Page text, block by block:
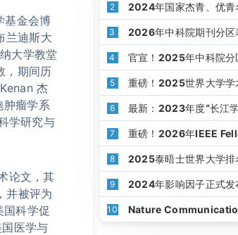
基金会博
兰迪斯大
大学教堂
期间历
杰
肿瘤学系
学研究与
论文，其
并被评为
科学促
医学与
2 2024年国家杰青、优青
3
2026年中科院期刊分区
式发布！
4
官宣！2025年中科院分
式发布！
5 重磅！2025世界大学学
6
最新：2023年度“长江
员名单
7
重磅！2026年IEEE
高校教授入选
8
2025泰晤士世界大学排
名完整名单
9
2024年影响因子正式发
眼！（附下载）
10
Nature
亿，国人付了1.8亿！